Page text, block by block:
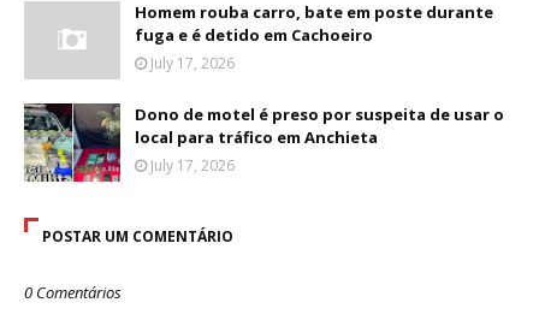
Homem rouba carro, bate em poste durante
fuga e é detido em Cachoeiro
July 17, 2026
Dono de motel é preso por suspeita de usar o
local para tráfico em Anchieta
July 17, 2026
POSTAR UM COMENTÁRIO
0 Comentários